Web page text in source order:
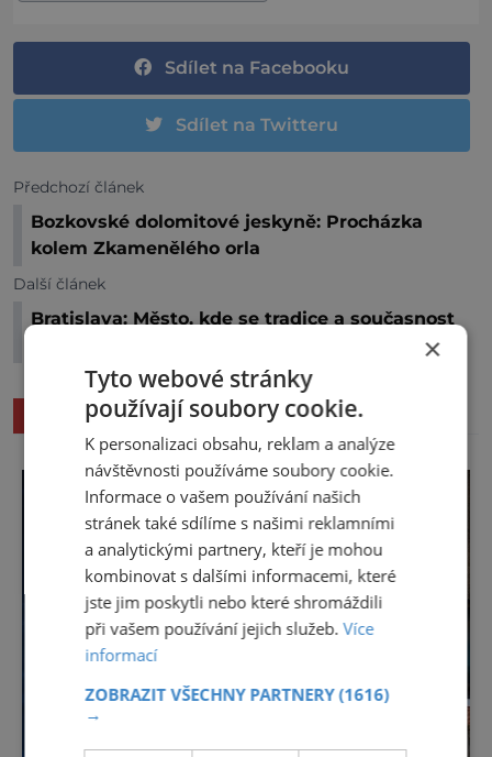
Sdílet na Facebooku
Sdílet na Twitteru
Předchozí článek
Bozkovské dolomitové jeskyně: Procházka
kolem Zkamenělého orla
Další článek
Bratislava: Město, kde se tradice a současnost
SOUVISEJÍCÍ ČLÁNKY
×
Tyto webové stránky
používají soubory cookie.
K personalizaci obsahu, reklam a analýze
návštěvnosti používáme soubory cookie.
Informace o vašem používání našich
stránek také sdílíme s našimi reklamními
a analytickými partnery, kteří je mohou
kombinovat s dalšími informacemi, které
jste jim poskytli nebo které shromáždili
při vašem používání jejich služeb.Více
informací
ZOBRAZIT VŠECHNY PARTNERY(1616)
→